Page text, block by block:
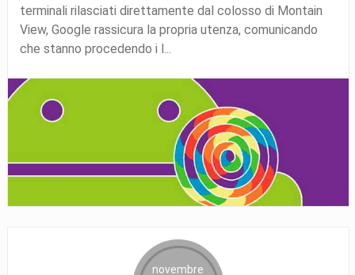
terminali rilasciati direttamente dal colosso di Montain
View, Google rassicura la propria utenza, comunicando
che stanno procedendo i l...
novembre